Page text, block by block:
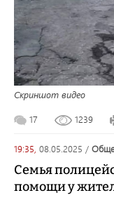
Скриншот видео
17 1239
19:35, 08.05.2025 /
Семья
помощи у